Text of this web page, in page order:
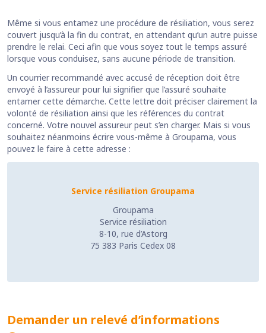
Même si vous entamez une procédure de résiliation, vous serez
couvert jusqu’à la fin du contrat, en attendant qu’un autre puisse
prendre le relai. Ceci afin que vous soyez tout le temps assuré
lorsque vous conduisez, sans aucune période de transition.
Un courrier recommandé avec accusé de réception doit être
envoyé à l’assureur pour lui signifier que l’assuré souhaite
entamer cette démarche. Cette lettre doit préciser clairement la
volonté de résiliation ainsi que les références du contrat
concerné. Votre nouvel assureur peut s’en charger. Mais si vous
souhaitez néanmoins écrire vous-même à Groupama, vous
pouvez le faire à cette adresse :
Service résiliation Groupama
Groupama
Service résiliation
8-10, rue d’Astorg
75 383 Paris Cedex 08
Demander un relevé d’informations